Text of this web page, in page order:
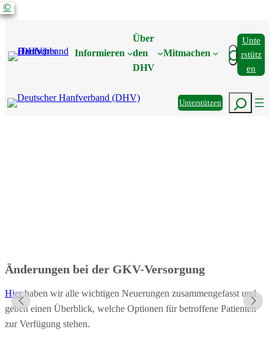
Informieren
Über
den
DHV
Mitmachen Suchen
Unte
Rstütz
En
UnterstützenSuchen
Änderungen bei der GKV-Versorgung
Hierhaben wir alle wichtigen Neuerungen zusammengefasst und
geben einen Überblick, welche Optionen für betroffene Patienten
zur Verfügung stehen.
©
©
©
©